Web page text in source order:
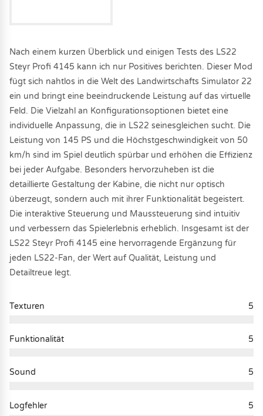
Nach einem kurzen Überblick und einigen Tests des LS22
Steyr Profi 4145 kann ich nur Positives berichten. Dieser Mod
fügt sich nahtlos in die Welt des Landwirtschafts Simulator 22
ein und bringt eine beeindruckende Leistung auf das virtuelle
Feld. Die Vielzahl an Konfigurationsoptionen bietet eine
individuelle Anpassung, die in LS22 seinesgleichen sucht. Die
Leistung von 145 PS und die Höchstgeschwindigkeit von 50
km/h sind im Spiel deutlich spürbar und erhöhen die Effizienz
bei jeder Aufgabe. Besonders hervorzuheben ist die
detaillierte Gestaltung der Kabine, die nicht nur optisch
überzeugt, sondern auch mit ihrer Funktionalität begeistert.
Die interaktive Steuerung und Maussteuerung sind intuitiv
und verbessern das Spielerlebnis erheblich. Insgesamt ist der
LS22 Steyr Profi 4145 eine hervorragende Ergänzung für
jeden LS22-Fan, der Wert auf Qualität, Leistung und
Detailtreue legt.
Texturen 5
Funktionalität 5
Sound 5
Logfehler 5